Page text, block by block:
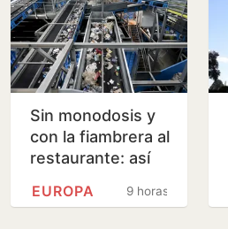
Sin monodosis y
con la fiambrera al
restaurante: así
plásticos la nueva
9 horas
EUROPA